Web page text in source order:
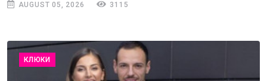
AUGUST 05, 2026 3115
КЛЮКИ